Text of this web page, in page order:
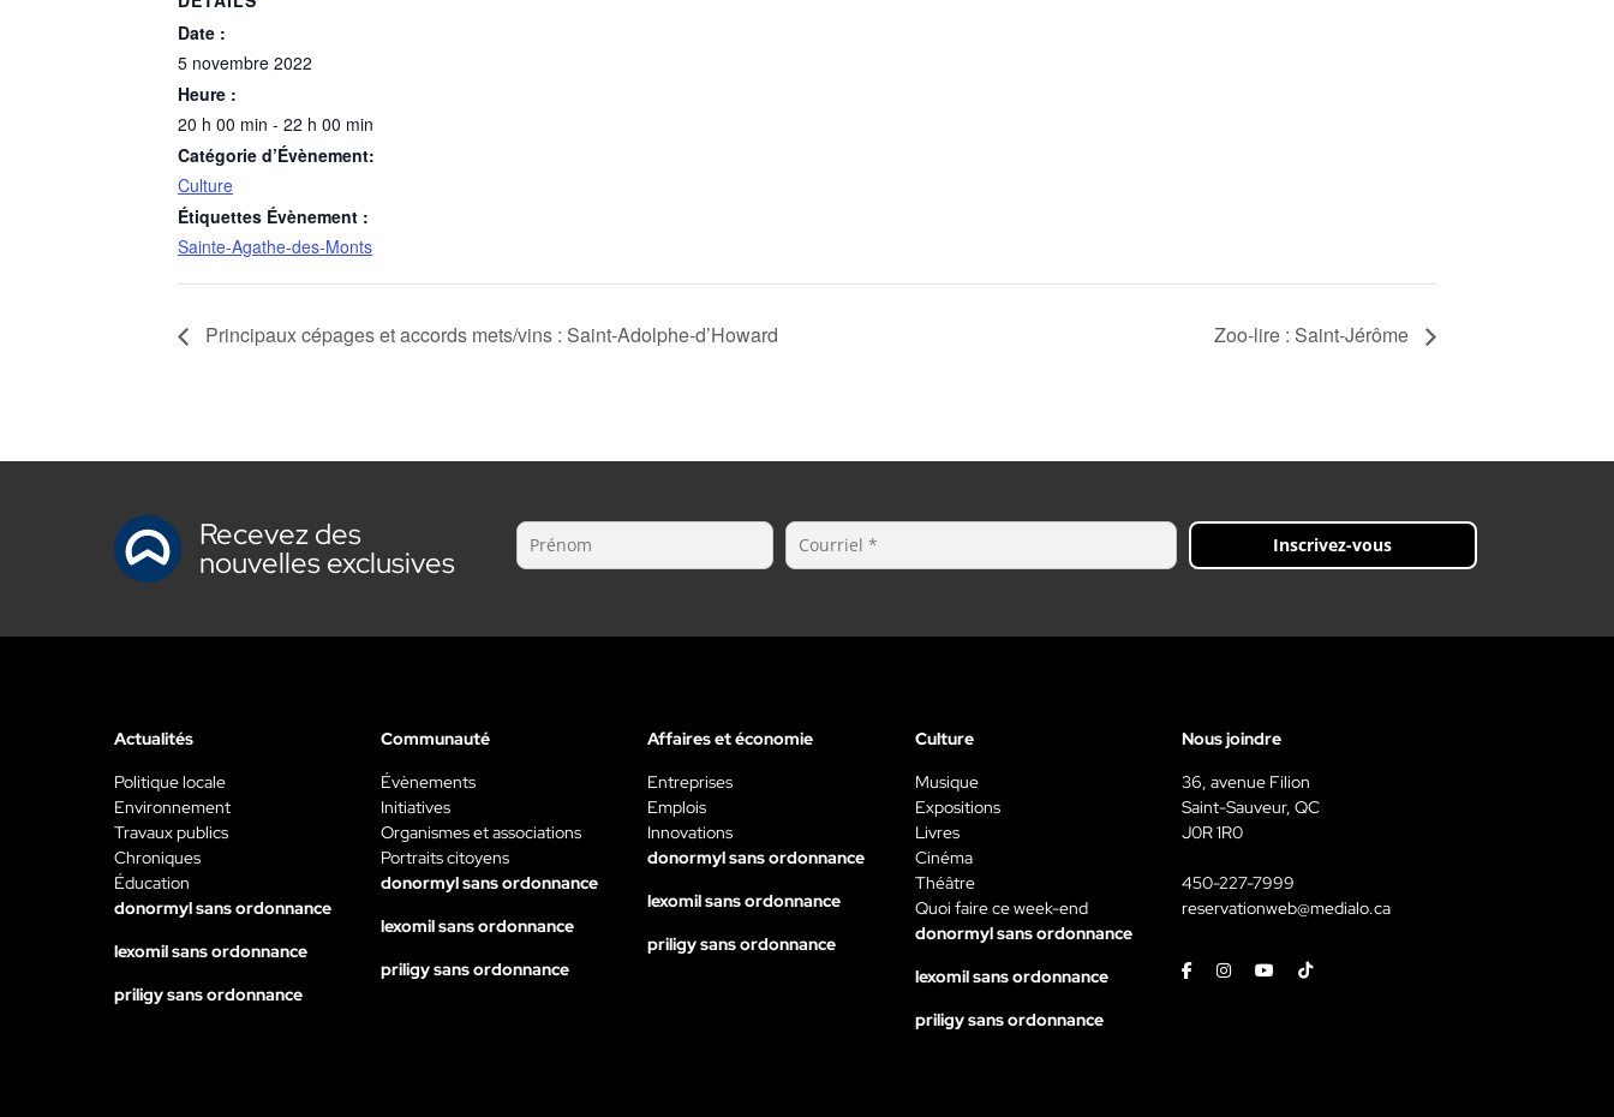
Date :
5 novembre 2022
Heure :
20 h 00 min - 22 h 00 min
Catégorie d’Évènement:
Culture
Étiquettes Évènement :
Sainte-Agathe-des-Monts
Principaux cépages et accords mets/vins : Saint-Adolphe-d’Howard Zoo-lire : Saint-Jérôme
Recevez des
nouvelles exclusives Inscrivez-vous
Actualités
Politique locale
Environnement
Travaux publics
Chroniques
Éducation
donormyl sans ordonnance
lexomil sans ordonnance
priligy sans ordonnance
Communauté
Évènements
Initiatives
Organismes et associations
Portraits citoyens
donormyl sans ordonnance
lexomil sans ordonnance
priligy sans ordonnance
Affaires et économie
Entreprises
Emplois
Innovations
donormyl sans ordonnance
lexomil sans ordonnance
priligy sans ordonnance
Culture
Musique
Expositions
Livres
Cinéma
Théâtre
Quoi faire ce week-end
donormyl sans ordonnance
lexomil sans ordonnance
priligy sans ordonnance
Nous joindre
36, avenue Filion
Saint-Sauveur, QC
J0R 1R0
450-227-7999
reservationweb@medialo.ca
FacebookInstagramYoutubeTiktok